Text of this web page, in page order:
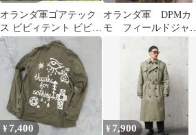
オランダ軍ゴアテック
ス ビビィテント ビビィ
サック
オランダ軍 DPMカ
モ フィールドジャ
ット ミリタリージャ
¥7,400 ¥ 7,900